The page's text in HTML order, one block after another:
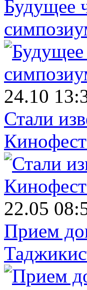
Будущее
24.10
Стали
22.05
Прием